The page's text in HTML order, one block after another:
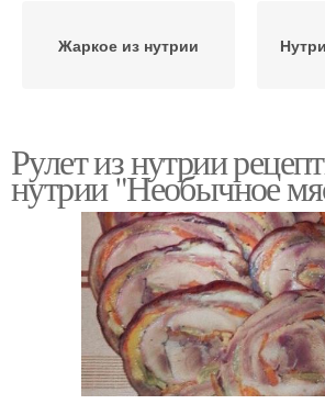
Жаркое из нутрии
Нутрия в сметане
Нутрия в молоке
Рулет из нутрии
нутрии "Необычное